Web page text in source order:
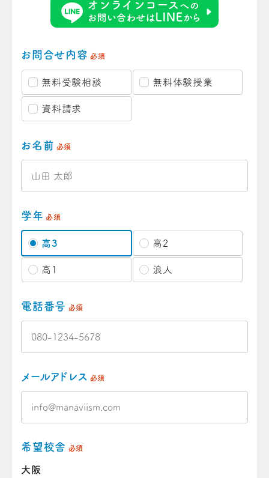
お問合せ内容 必須
無料受験相談 無料体験授業
資料請求
お名前 必須
学年 必須
高3 高2
高1 浪人
電話番号 必須
メールアドレス 必須
希望校舎 必須
大阪